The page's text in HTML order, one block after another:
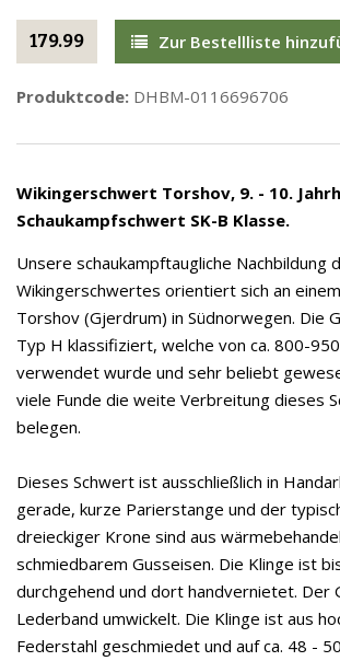
179.99 Zur Bestellliste
Produktcode: DHBM-0116696706
Wikingerschwert Torshov, 9. - 10.
Schaukampfschwert SK-B Klasse.
Unsere schaukampftaugliche Nachbildung
Wikingerschwertes orientiert sich an
Torshov (Gjerdrum) in Südnorwegen. Die
Typ H klassifiziert, welche von ca. 800-950
verwendet wurde und sehr beliebt
viele Funde die weite Verbreitung dieses
belegen.
Dieses Schwert ist ausschließlich in
gerade, kurze Parierstange und der
dreieckiger Krone sind aus
schmiedbarem Gusseisen. Die Klinge ist
durchgehend und dort handvernietet. Der
Lederband umwickelt. Die Klinge ist aus
Federstahl geschmiedet und auf ca. 48 -